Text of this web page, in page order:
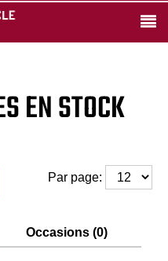
EN STOCK
Par page:
Occasions (0)